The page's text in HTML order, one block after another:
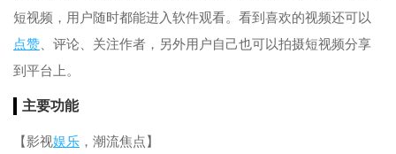
短视频，用户随时都能进入软件观看。看到喜欢的视频还可以
点赞 、评论、关注作者，另外用户自己也可以拍摄短视频分享
到平台上。
主要功能
【影视娱乐 ，潮流焦点】